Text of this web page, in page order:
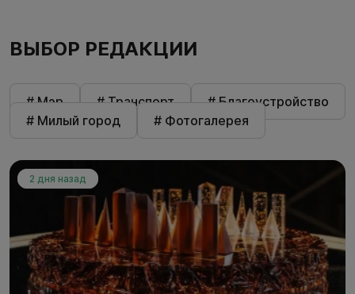
ВЫБОР РЕДАКЦИИ
# Мэр # Транспорт
# Благоустройство
# Милый город
# Фотогалерея
2 дня назад